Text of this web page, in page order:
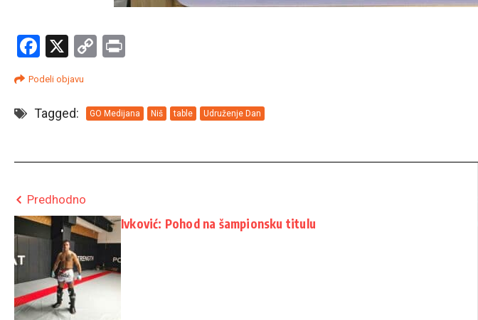
Facebook
X
Copy
Podeli objavu
Tagged: GO Medijana Niš table Udruženje Dan
Predhodno
Ivković: Pohod na šampionsku titulu